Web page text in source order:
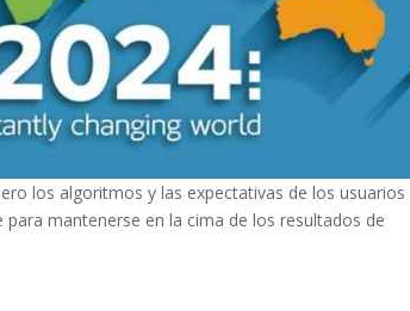
los algoritmos y las expectativas de los usuarios
mantenerse en la cima de los resultados de